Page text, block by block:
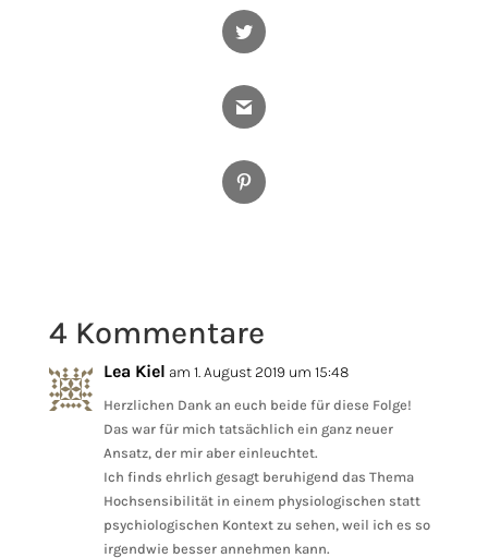
4 Kommentare
Lea Kiel am 1. August 2019 um 15:48
Herzlichen Dank an euch beide für diese Folge!
Das war für mich tatsächlich ein ganz neuer
Ansatz, der mir aber einleuchtet.
Ich finds ehrlich gesagt beruhigend das Thema
Hochsensibilität in einem physiologischen statt
psychiologischen Kontext zu sehen, weil ich es so
irgendwie besser annehmen kann.